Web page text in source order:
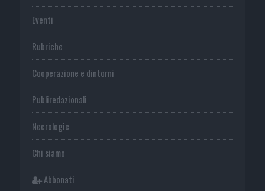
Eventi
Rubriche
Cooperazione e dintorni
Publiredazionali
Necrologie
Chi siamo
Abbonati